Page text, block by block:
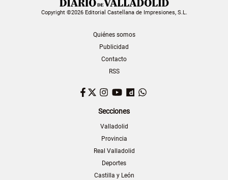
Copyright ©2026 Editorial Castellana de Impresiones, S.L.
Quiénes somos
Publicidad
Contacto
RSS
Facebook
TwitterInstagram
YouTubeDailymotion
Secciones
Valladolid
Provincia
Real Valladolid
Deportes
Castilla y León